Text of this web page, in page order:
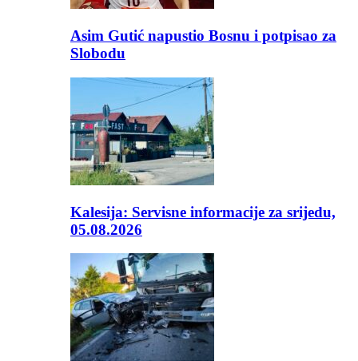
Asim Gutić napustio Bosnu i potpisao za
Slobodu
Kalesija: Servisne informacije za srijedu,
05.08.2026